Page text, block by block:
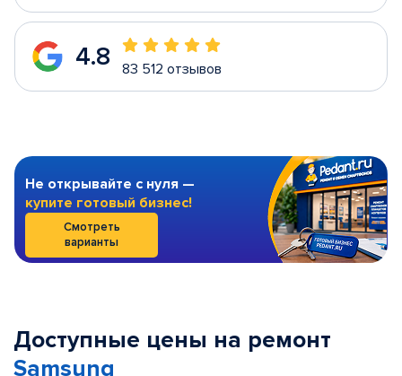
4.8 83 512 отзывов
Не открывайте с нуля —
купите готовый бизнес!
Смотреть
варианты
Доступные цены на ремонт
Samsung